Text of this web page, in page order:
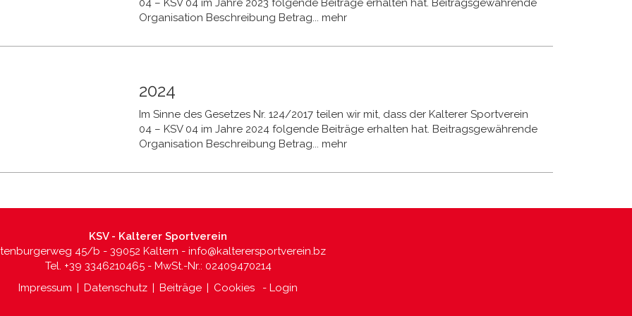
04 – KSV 04 im Jahre 2023 folgende Beiträge erhalten hat. Beitragsgewährende
Organisation Beschreibung Betrag... mehr
2024
Im Sinne des Gesetzes Nr. 124/2017 teilen wir mit, dass der Kalterer Sportverein
04 – KSV 04 im Jahre 2024 folgende Beiträge erhalten hat. Beitragsgewährende
Organisation Beschreibung Betrag... mehr
KSV - Kalterer Sportverein
45/b - 39052 Kaltern - info@kalterersportverein.bz
Tel. +39 3346210465 - MwSt.-Nr.: 02409470214
Impressum | Datenschutz | Beiträge | Cookies - Login